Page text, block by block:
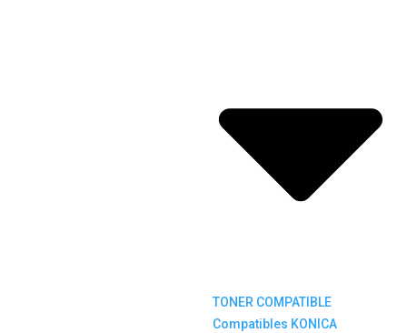
TONER COMPATIBLE
Compatibles KONICA